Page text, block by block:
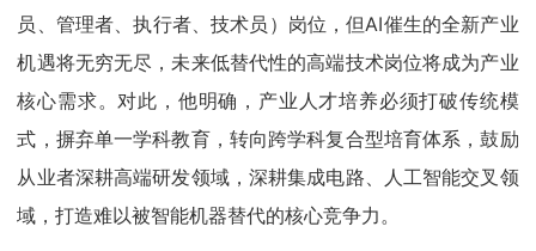
员、管理者、执行者、技术员）岗位，但AI催生的全新产业
机遇将无穷无尽，未来低替代性的高端技术岗位将成为产业
核心需求。对此，他明确，产业人才培养必须打破传统模
式，摒弃单一学科教育，转向跨学科复合型培育体系，鼓励
从业者深耕高端研发领域，深耕集成电路、人工智能交叉领
域，打造难以被智能机器替代的核心竞争力。